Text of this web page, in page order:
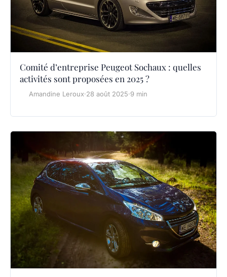
Comité d’entreprise Peugeot Sochaux : quelles
activités sont proposées en 2025 ?
Amandine Leroux·28 août 2025·9 min